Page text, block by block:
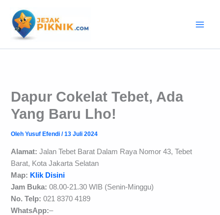
konten
Dapur Cokelat Tebet, Ada
Yang Baru Lho!
OlehYusuf Efendi/13 Juli 2024
Alamat: Jalan Tebet Barat Dalam Raya Nomor 43, Tebet
Barat, Kota Jakarta Selatan
Map: Klik Disini
Jam Buka: 08.00-21.30 WIB (Senin-Minggu)
No. Telp: 021 8370 4189
WhatsApp:–